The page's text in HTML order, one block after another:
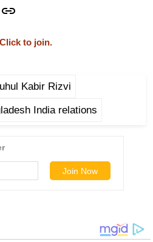
Click to join.
Kabir Rizvi
India relations